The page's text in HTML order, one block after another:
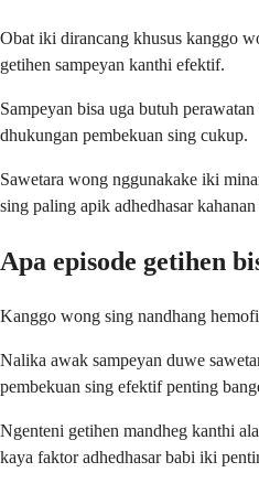
Obat iki dirancang khusus kanggo
getihen sampeyan kanthi efektif.
Sampeyan bisa uga butuh
dhukungan pembekuan sing cukup.
Sawetara wong nggunakake iki
sing paling apik adhedhasar
Apa episode getihen
Kanggo wong sing nandhang
Nalika awak sampeyan duwe
pembekuan sing efektif penting
Ngenteni getihen mandheg kanthi
kaya faktor adhedhasar babi iki